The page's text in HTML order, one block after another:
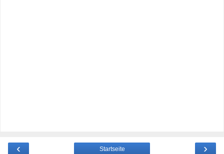
‹ ›
Startseite